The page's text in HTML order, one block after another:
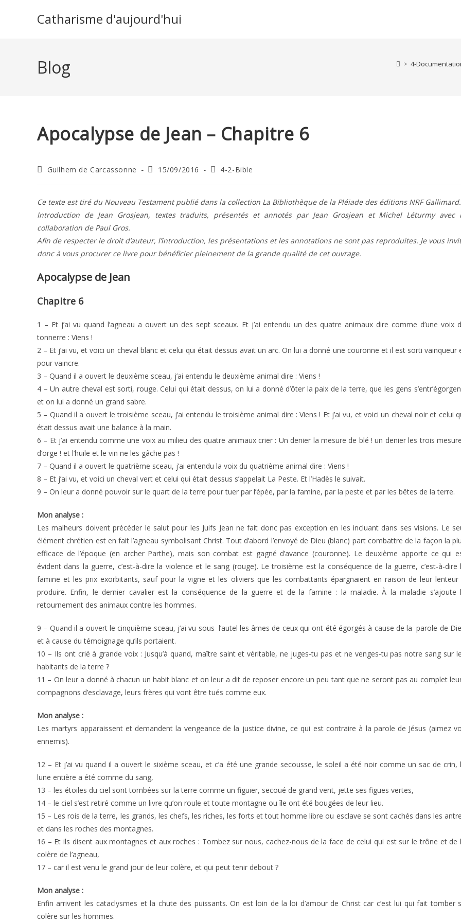
Catharisme d'aujourd'hui
Blog > 4-
Apocalypse de Jean – Chapitre 6
Auteur/autrice
publication :
Guilhem de Carcassonne
Publication
15/09/2016
Post4-2-Bible
Ce texte est tiré du Nouveau Testament publié dans la collection La Bibliothèque de la Pléiade des éditions NRF Gallimard.
Introduction de Jean Grosjean, textes traduits, présentés et annotés par Jean Grosjean et Michel Léturmy avec
collaboration de Paul Gros.
Afin de respecter le droit d’auteur, l’introduction, les présentations et les annotations ne sont pas reproduites. Je vous
donc à vous procurer ce livre pour bénéficier pleinement de la grande qualité de cet ouvrage.
Apocalypse de Jean
Chapitre 6
1 – Et j’ai vu quand l’agneau a ouvert un des sept sceaux. Et j’ai entendu un des quatre animaux dire comme d’une voix
tonnerre : Viens !
2 – Et j’ai vu, et voici un cheval blanc et celui qui était dessus avait un arc. On lui a donné une couronne et il est sorti vainqueur
pour vaincre.
3 – Quand il a ouvert le deuxième sceau, j’ai entendu le deuxième animal dire : Viens !
4 – Un autre cheval est sorti, rouge. Celui qui était dessus, on lui a donné d’ôter la paix de la terre, que les gens
et on lui a donné un grand sabre.
5 – Quand il a ouvert le troisième sceau, j’ai entendu le troisième animal dire : Viens ! Et j’ai vu, et voici un cheval noir et celui
était dessus avait une balance à la main.
6 – Et j’ai entendu comme une voix au milieu des quatre animaux crier : Un denier la mesure de blé ! un denier les trois
d’orge ! et l’huile et le vin ne les gâche pas !
7 – Quand il a ouvert le quatrième sceau, j’ai entendu la voix du quatrième animal dire : Viens !
8 – Et j’ai vu, et voici un cheval vert et celui qui était dessus s’appelait La Peste. Et l’Hadès le suivait.
9 – On leur a donné pouvoir sur le quart de la terre pour tuer par l’épée, par la famine, par la peste et par les bêtes de la terre.
Mon analyse :
Les malheurs doivent précéder le salut pour les Juifs Jean ne fait donc pas exception en les incluant dans ses visions. Le
élément chrétien est en fait l’agneau symbolisant Christ. Tout d’abord l’envoyé de Dieu (blanc) part combattre de la façon la
efficace de l’époque (en archer Parthe), mais son combat est gagné d’avance (couronne). Le deuxième apporte ce qui
évident dans la guerre, c’est-à-dire la violence et le sang (rouge). Le troisième est la conséquence de la guerre, c’est-à-dire
famine et les prix exorbitants, sauf pour la vigne et les oliviers que les combattants épargnaient en raison de leur lenteur
produire. Enfin, le dernier cavalier est la conséquence de la guerre et de la famine : la maladie. À la maladie s’ajoute
retournement des animaux contre les hommes.
9 – Quand il a ouvert le cinquième sceau, j’ai vu sous l’autel les âmes de ceux qui ont été égorgés à cause de la parole de
et à cause du témoignage qu’ils portaient.
10 – Ils ont crié à grande voix : Jusqu’à quand, maître saint et véritable, ne juges-tu pas et ne venges-tu pas notre sang sur
habitants de la terre ?
11 – On leur a donné à chacun un habit blanc et on leur a dit de reposer encore un peu tant que ne seront pas au complet
compagnons d’esclavage, leurs frères qui vont être tués comme eux.
Mon analyse :
Les martyrs apparaissent et demandent la vengeance de la justice divine, ce qui est contraire à la parole de Jésus (aimez
ennemis).
12 – Et j’ai vu quand il a ouvert le sixième sceau, et c’a été une grande secousse, le soleil a été noir comme un sac de crin,
lune entière a été comme du sang,
13 – les étoiles du ciel sont tombées sur la terre comme un figuier, secoué de grand vent, jette ses figues vertes,
14 – le ciel s’est retiré comme un livre qu’on roule et toute montagne ou île ont été bougées de leur lieu.
15 – Les rois de la terre, les grands, les chefs, les riches, les forts et tout homme libre ou esclave se sont cachés dans les
et dans les roches des montagnes.
16 – Et ils disent aux montagnes et aux roches : Tombez sur nous, cachez-nous de la face de celui qui est sur le trône et de
colère de l’agneau,
17 – car il est venu le grand jour de leur colère, et qui peut tenir debout ?
Mon analyse :
Enfin arrivent les cataclysmes et la chute des puissants. On est loin de la loi d’amour de Christ car c’est lui qui fait tomber
colère sur les hommes.